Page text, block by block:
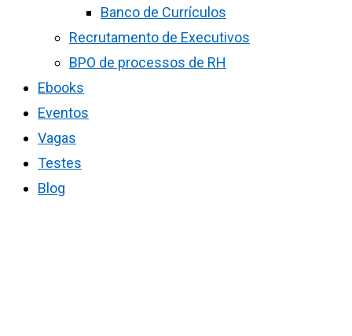
Banco de Currículos
Recrutamento de Executivos
BPO de processos de RH
Ebooks
Eventos
Vagas
Testes
Blog